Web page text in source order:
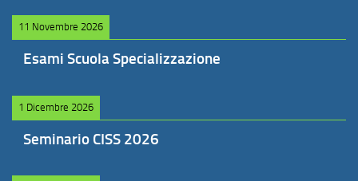
11 Novembre 2026
Esami Scuola Specializzazione
1 Dicembre 2026
Seminario CISS 2026